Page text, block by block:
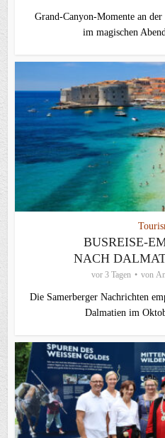
Grand-Canyon-Momente an
im magischen
BUSREISE-
NACH
vor 3 Tagen von
Die Samerberger Nachrichten
Dalmatien im